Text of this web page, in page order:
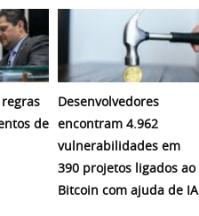
de
Desenvolvedores
encontram 4.962
vulnerabilidades em
390 projetos ligados ao
Bitcoin com ajuda de IA